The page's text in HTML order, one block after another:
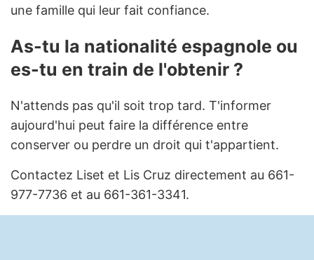
une famille qui leur fait confiance.
As-tu la nationalité espagnole ou
es-tu en train de l'obtenir ?
N'attends pas qu'il soit trop tard. T'informer
aujourd'hui peut faire la différence entre
conserver ou perdre un droit qui t'appartient.
Contactez Liset et Lis Cruz directement au 661-
977-7736 et au 661-361-3341.